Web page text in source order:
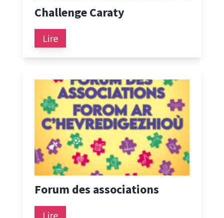
Challenge Caraty
Lire
Forum des associations
Lire